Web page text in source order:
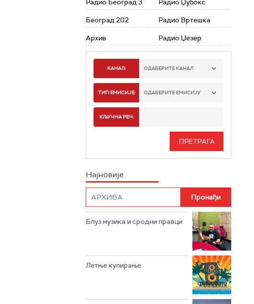
Радио Београд 3
Београд 202
Архив
Радио Џубокс
Радио Вртешка
Радио Џезер
КАНАЛ: ОДАБЕРИТЕ КАНАЛ
РАДИО БЕОГРАД 1
РАДИО БЕОГРАД 3
РАДИО РОКЕНРОЛЕР
РАДИО ЏУБОКС
РАДИО ВРТЕШКА
РАДИО ЏЕЗЕР
ТИП ЕМИСИЈЕ: ОДАБЕРИТЕ ЕМИСИЈУ
ИНФО
КЉУЧНА РЕЧ:
Најновије
Блуз музика и сродни правци
Летње кулирање